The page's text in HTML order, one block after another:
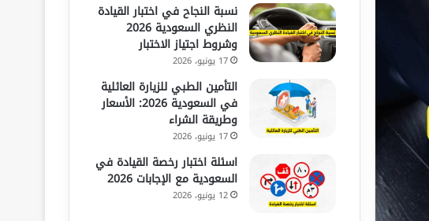
نسبة النجاح في اختبار القيادة
النظري السعودية 2026
وشروط اجتياز الاختبار
17 يونيو، 2026
التأمين الطبي للزيارة العائلية
في السعودية 2026: الأسعار
وطريقة الشراء
17 يونيو، 2026
اسئلة اختبار رخصة القيادة في
السعودية مع الإجابات 2026
12 يونيو، 2026